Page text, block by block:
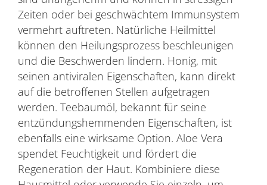
Zeiten oder bei geschwächtem Immunsystem
vermehrt auftreten. Natürliche Heilmittel
können den Heilungsprozess beschleunigen
und die Beschwerden lindern. Honig, mit
seinen antiviralen Eigenschaften, kann direkt
auf die betroffenen Stellen aufgetragen
werden. Teebaumöl, bekannt für seine
entzündungshemmenden Eigenschaften, ist
ebenfalls eine wirksame Option. Aloe Vera
spendet Feuchtigkeit und fördert die
Regeneration der Haut. Kombiniere diese